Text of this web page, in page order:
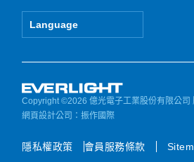
u
e
i
Language
Copyright ©2026 億光電子工業股份有限公司
網頁設計公司 ：振作國際
隱私權政策 會員服務條款